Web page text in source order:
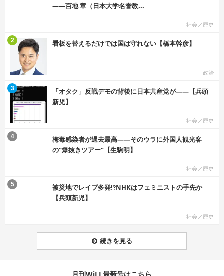
――百地 章（日本大学名誉教...
社会／歴史
看板を替えるだけでは国は守れない【橋本幹彦】
政治
2
「オタク」反戦デモの背後に日本共産党が――【兵頭
新児】
社会／歴史
3
梅毒感染者が過去最高――そのウラに外国人観光客
の“爆抜きツアー”【生駒明】
社会／歴史
4
被災地でレイプ多発⁉NHKはフェミニストの手先か
【兵頭新児】
社会／歴史
5
続きを見る